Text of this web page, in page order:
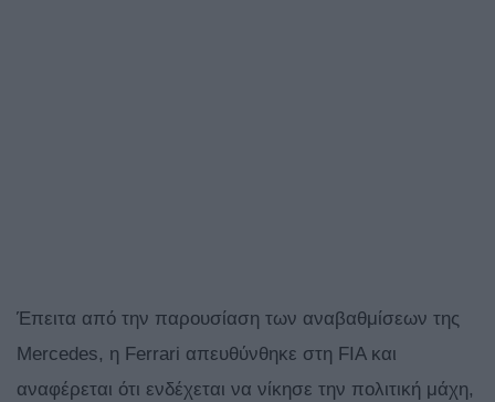
Έπειτα από την παρουσίαση των αναβαθμίσεων της
Mercedes, η Ferrari απευθύνθηκε στη FIA και
αναφέρεται ότι ενδέχεται να νίκησε την πολιτική μάχη,